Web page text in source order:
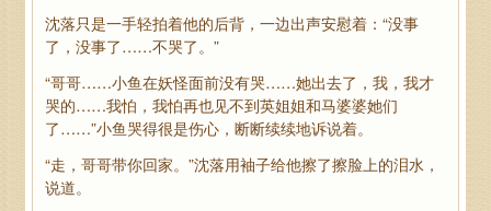
沈落只是一手轻拍着他的后背，一边出声安慰着：“没事
了，没事了……不哭了。”
“哥哥……小鱼在妖怪面前没有哭……她出去了，我，我才
哭的……我怕，我怕再也见不到英姐姐和马婆婆她们
了……”小鱼哭得很是伤心，断断续续地诉说着。
“走，哥哥带你回家。”沈落用袖子给他擦了擦脸上的泪水，
说道。